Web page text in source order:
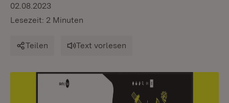
02.08.2023
Lesezeit: 2 Minuten
Teilen Text vorlesen